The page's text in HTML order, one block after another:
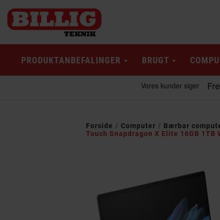
PRODUKTANBEFALINGER BRUGT
Forside Computer
Bærbar
Touch Snapdragon X Elite 16GB 1TB